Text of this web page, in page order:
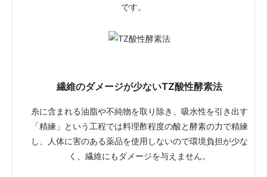
です。
繊維のダメージが少ないTZ酸性酵素法
糸に含まれる油脂や不純物を取り除き、吸水性を引き出す
「精練」という工程では料理酢程度の酸と酵素の力で精練
し、人体に害のある薬品を使用しないので環境負担が少な
く、繊維にもダメージを与えません。